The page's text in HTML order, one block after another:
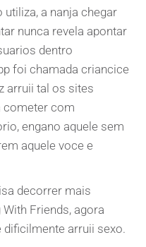
a nanja chegar
nunca revela apontar
dentro
foi chamada criancice
arruii tal os sites
cometer com
engano aquele sem
aquele voce e
decorrer mais
Friends, agora
arruii sexo.